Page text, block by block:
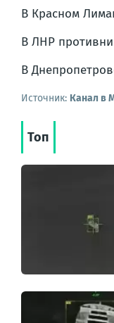
В Красном
В ЛНР
В
Источник: Канал в
Топ